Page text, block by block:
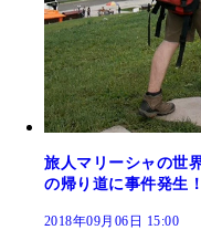
旅人マリーシャの世
の帰り道に事件発生
2018年09月06日 15:00